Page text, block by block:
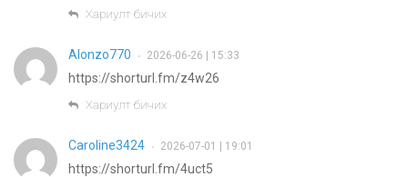
Хариулт бичих
Alonzo770 • 2026-06-26 | 15:33
https://shorturl.fm/z4w26
Хариулт бичих
Caroline3424 • 2026-07-01 | 19:01
https://shorturl.fm/4uct5